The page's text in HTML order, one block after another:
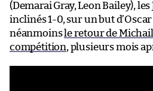
(Demarai Gray, Leon Bailey),
inclinés 1-0, sur un but
néanmoinsle retour de
compétition, plusieurs mois